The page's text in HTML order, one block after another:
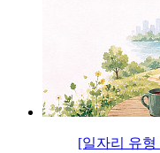
[일자리 유